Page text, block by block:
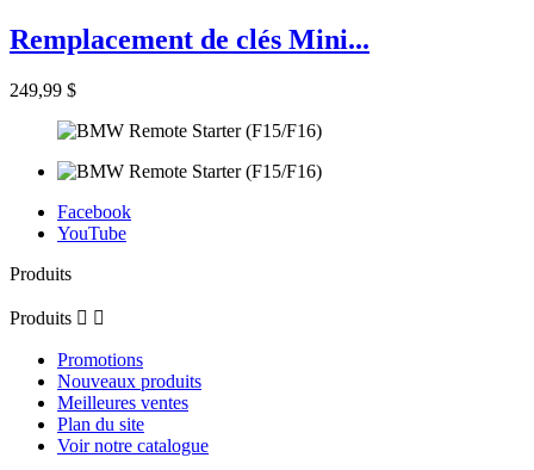
Remplacement de clés Mini...
249,99 $
Facebook
YouTube
Produits
Produits  
Promotions
Nouveaux produits
Meilleures ventes
Plan du site
Voir notre catalogue